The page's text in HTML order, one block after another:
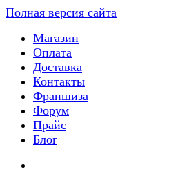
Полная версия сайта
Магазин
Оплата
Доставка
Контакты
Франшиза
Форум
Прайс
Блог